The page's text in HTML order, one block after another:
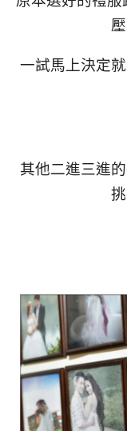
一試馬上決定
其他二進三進